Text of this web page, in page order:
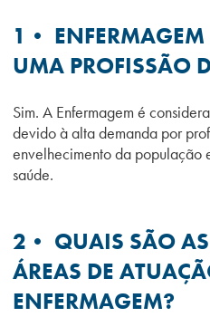
1• ENFERMAGEM
UMA PROFISSÃO
Sim. A Enfermagem é
devido à alta demanda por
envelhecimento da população
saúde.
2• QUAIS SÃO
ÁREAS DE
ENFERMAGEM?